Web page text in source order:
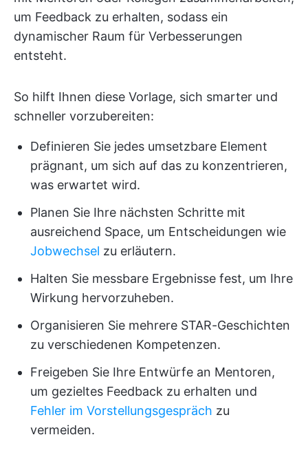
um Feedback zu erhalten, sodass ein
dynamischer Raum für Verbesserungen
entsteht.
So hilft Ihnen diese Vorlage, sich smarter und
schneller vorzubereiten:
Definieren Sie jedes umsetzbare Element
prägnant, um sich auf das zu konzentrieren,
was erwartet wird.
Planen Sie Ihre nächsten Schritte mit
ausreichend Space, um Entscheidungen wie
Jobwechsel zu erläutern.
Halten Sie messbare Ergebnisse fest, um Ihre
Wirkung hervorzuheben.
Organisieren Sie mehrere STAR-Geschichten
zu verschiedenen Kompetenzen.
Freigeben Sie Ihre Entwürfe an Mentoren,
um gezieltes Feedback zu erhalten und
Fehler im Vorstellungsgespräch zu
vermeiden.